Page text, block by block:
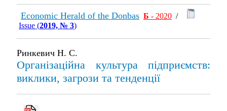
Economic Herald of the Donbas Б - 2020 /
Issue (2019, № 3)
Ринкевич Н. С.
Організаційна культура підприємств:
виклики, загрози та тенденції